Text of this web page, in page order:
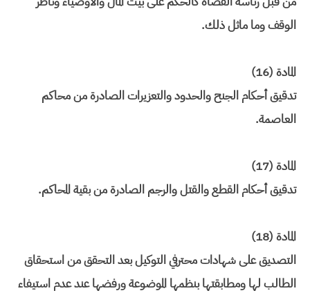
الوقف وما ماثل ذلك.
المادة (16)
تدقيق أحكام الجنح والحدود والتعزيرات الصادرة من محاكم
العاصمة.
المادة (17)
تدقيق أحكام القطع والقتل والرجم الصادرة من بقية المحاكم.
المادة (18)
التصديق على شهادات محترفي التوكيل بعد التحقق من استحقاق
الطالب لها ومطابقتها بنظمها الموضوعة ورفضها عند عدم استيفاء